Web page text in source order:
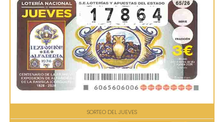
SORTEO DEL JUEVES